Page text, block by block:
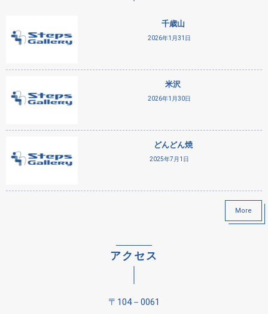
千歳山
2026年1月31日
米沢
2026年1月30日
どんどん焼
2025年7月1日
More
アクセス
〒104－0061